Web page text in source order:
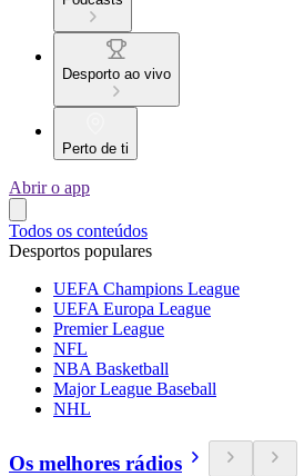
Desporto ao vivo
Perto de ti
Abrir o app
Todos os conteúdos
Desportos populares
UEFA Champions League
UEFA Europa League
Premier League
NFL
NBA Basketball
Major League Baseball
NHL
Os melhores rádios